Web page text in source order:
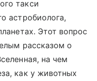
такси
астробиолога,
Этот вопрос
рассказом о
на чем
как у животных